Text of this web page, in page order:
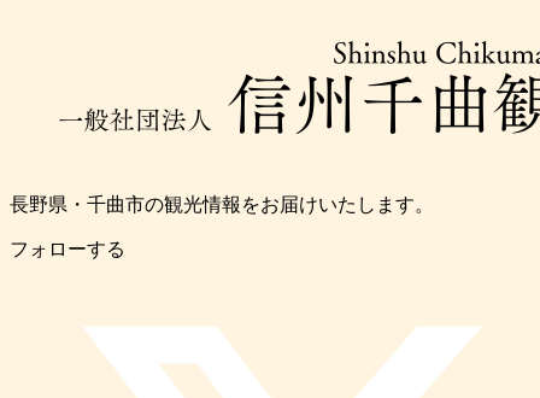
長野県・千曲市の観光情報をお届けいたします。
フォローする